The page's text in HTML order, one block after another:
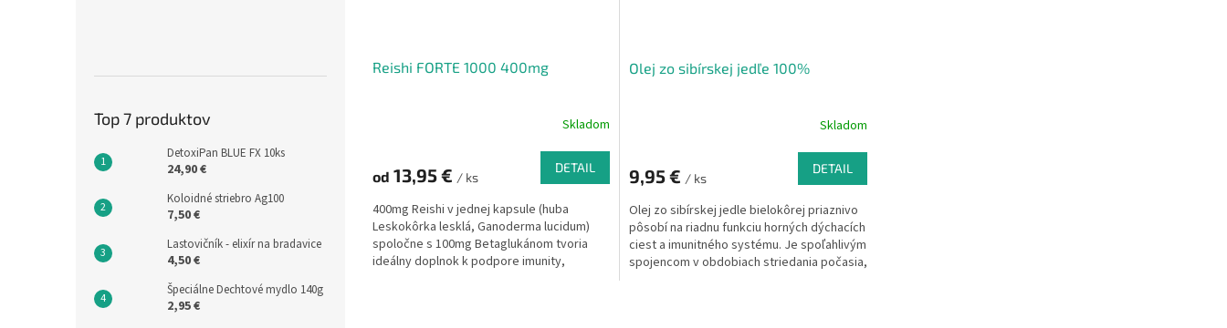
Top 7 produktov
DetoxiPan BLUE FX 10ks
24,90 €
Koloidné striebro Ag100
7,50 €
Lastovičník - elixír na bradavice
4,50 €
Špeciálne Dechtové mydlo 140g
2,95 €
Reishi FORTE 1000 400mg
Skladom
od 13,95 € / ks
DETAIL
400mg Reishi v jednej kapsule (huba
Leskokôrka lesklá, Ganoderma lucidum)
spoločne s 100mg Betaglukánom tvoria
ideálny doplnok k podpore imunity,
Olej zo sibírskej jedľe 100%
Skladom
9,95 € / ks
DETAIL
Olej zo sibírskej jedle bielokôrej priaznivo
pôsobí na riadnu funkciu horných dýchacích
ciest a imunitného systému. Je spoľahlivým
spojencom v obdobiach striedania počasia,